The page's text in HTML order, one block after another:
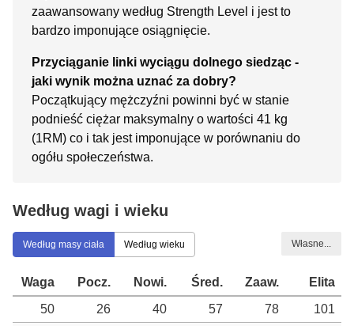
zaawansowany według Strength Level i jest to
bardzo imponujące osiągnięcie.
Przyciąganie linki wyciągu dolnego siedząc -
jaki wynik można uznać za dobry?
Początkujący mężczyźni powinni być w stanie
podnieść ciężar maksymalny o wartości 41 kg
(1RM) co i tak jest imponujące w porównaniu do
ogółu społeczeństwa.
Według wagi i wieku
Według masy ciała Według wieku Własne...
Waga Pocz. Nowi. Śred. Zaaw.
Elita
50
26 40 57 78 101